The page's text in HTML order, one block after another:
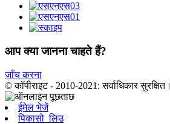
आप क्या जानना चाहते हैं?
जाँच करना
© कॉपीराइट - 2010-2021: सर्वाधिकार सुरक्षित।
ईमेल भेजें
पिकासो_लिउ